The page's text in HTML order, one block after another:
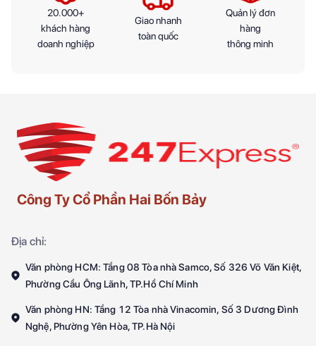
20.000+
khách hàng
doanh nghiệp
Giao nhanh
toàn quốc
Quản lý đơn
hàng
thông minh
Công Ty Cổ Phần Hai Bốn Bảy
Địa chỉ:
Văn phòng HCM: Tầng 08 Tòa nhà Samco, Số 326 Võ Văn Kiệt,
Phường Cầu Ông Lãnh, TP.Hồ Chí Minh
Văn phòng HN: Tầng 12 Tòa nhà Vinacomin, Số 3 Dương Đình
Nghệ, Phường Yên Hòa, TP.Hà Nội